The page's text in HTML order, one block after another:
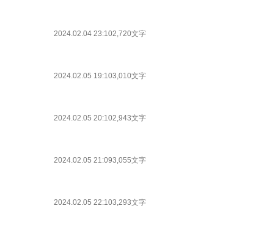
2024.02.04 23:102,720文字
2024.02.05 19:103,010文字
2024.02.05 20:102,943文字
2024.02.05 21:093,055文字
2024.02.05 22:103,293文字